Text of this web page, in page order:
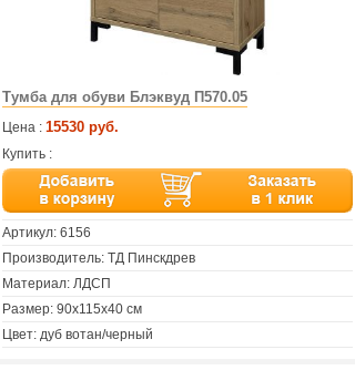
Тумба для обуви Блэквуд П570.05
Цена : 15530 руб.
Купить :
Артикул: 6156
Производитель: ТД Пинскдрев
Материал: ЛДСП
Размер: 90х115х40 см
Цвет: дуб вотан/черный